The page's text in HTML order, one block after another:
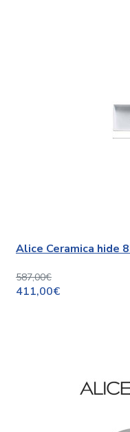
Alice Ceramica hide
587,00€
411,00€